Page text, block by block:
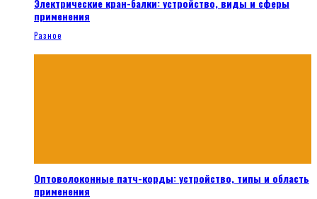
применения
Разное
Оптоволоконные патч-корды: устройство, типы и область
применения